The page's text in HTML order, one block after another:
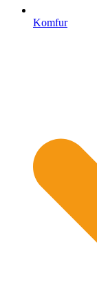
Komfur